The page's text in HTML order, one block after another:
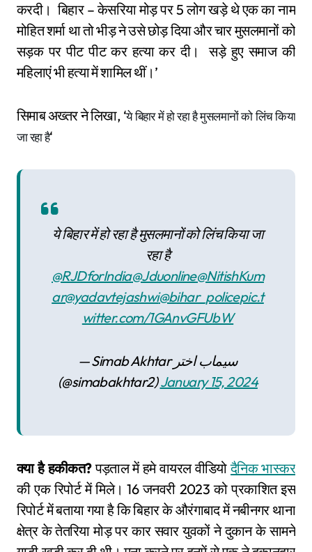
करदी। बिहार – केसरिया मोड़ पर 5 लोग खड़े थे एक का नाम
मोहित शर्मा था तो भीड़ ने उसे छोड़ दिया और चार मुसलमानों को
सड़क पर पीट पीट कर हत्या कर दी। सड़े हुए समाज की
महिलाएं भी हत्या में शामिल थीं।’
सिमाब अख्तर ने लिखा, ‘ये बिहार में हो रहा है मुसलमानों को लिंच किया
जा रहा है‘
ये बिहार में हो रहा है मुसलमानों को लिंच किया जा
रहा है
@RJDforIndia@Jduonline@NitishKum
ar@yadavtejashwi@bihar_policepic.t
witter.com/1GAnvGFUbW
— Simab Akhtar سیماب اختر
(@simabakhtar2)January 15, 2024
क्या है हकीकत?पड़ताल में हमे वायरल वीडियोदैनिक भास्कर
की एक रिपोर्ट में मिले। 16 जनवरी 2023 को प्रकाशित इस
रिपोर्ट में बताया गया है कि बिहार के औरंगाबाद में नबीनगर थाना
क्षेत्र के तेतरिया मोड़ पर कार सवार युवकों ने दुकान के सामने